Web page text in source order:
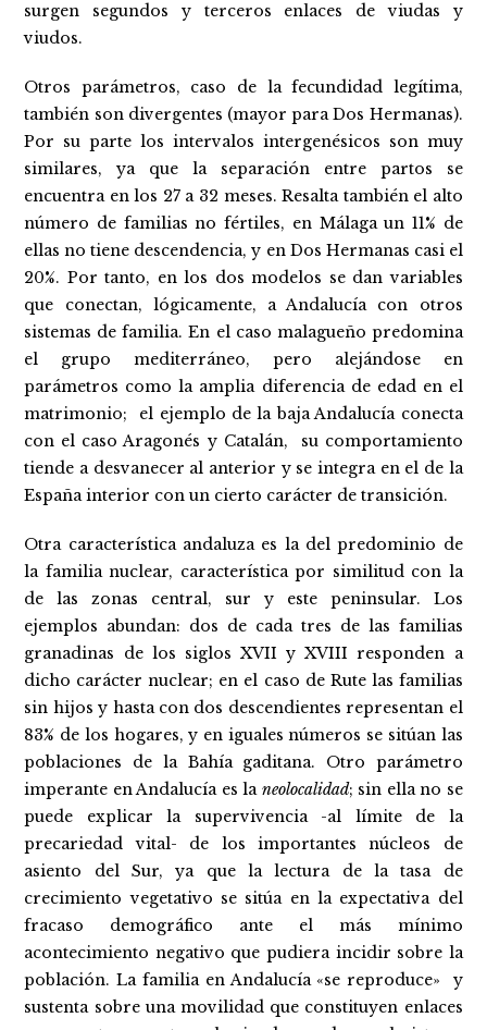
surgen segundos y terceros enlaces de viudas y
viudos.
Otros parámetros, caso de la fecundidad legítima,
también son divergentes (mayor para Dos Hermanas).
Por su parte los intervalos intergenésicos son muy
similares, ya que la separación entre partos se
encuentra en los 27 a 32 meses. Resalta también el alto
número de familias no fértiles, en Málaga un 11% de
ellas no tiene descendencia, y en Dos Hermanas casi el
20%. Por tanto, en los dos modelos se dan variables
que conectan, lógicamente, a Andalucía con otros
sistemas de familia. En el caso malagueño predomina
el grupo mediterráneo, pero alejándose en
parámetros como la amplia diferencia de edad en el
matrimonio; el ejemplo de la baja Andalucía conecta
con el caso Aragonés y Catalán, su comportamiento
tiende a desvanecer al anterior y se integra en el de la
España interior con un cierto carácter de transición.
Otra característica andaluza es la del predominio de
la familia nuclear, característica por similitud con la
de las zonas central, sur y este peninsular. Los
ejemplos abundan: dos de cada tres de las familias
granadinas de los siglos XVII y XVIII responden a
dicho carácter nuclear; en el caso de Rute las familias
sin hijos y hasta con dos descendientes representan el
83% de los hogares, y en iguales números se sitúan las
poblaciones de la Bahía gaditana. Otro parámetro
imperante en Andalucía es la neolocalidad; sin ella no se
puede explicar la supervivencia -al límite de la
precariedad vital- de los importantes núcleos de
asiento del Sur, ya que la lectura de la tasa de
crecimiento vegetativo se sitúa en la expectativa del
fracaso demográfico ante el más mínimo
acontecimiento negativo que pudiera incidir sobre la
población. La familia en Andalucía «se reproduce» y
sustenta sobre una movilidad que constituyen enlaces